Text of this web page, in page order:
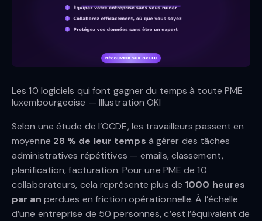
Les 10 logiciels qui font gagner du temps à toute PME
luxembourgeoise — Illustration OKI
Selon une étude de l’OCDE, les travailleurs passent en
moyenne 28 % de leur temps à gérer des tâches
administratives répétitives — emails, classement,
planification, facturation. Pour une PME de 10
collaborateurs, cela représente plus de 1000 heures
par an perdues en friction opérationnelle. À l’échelle
d’une entreprise de 50 personnes, c’est l’équivalent de